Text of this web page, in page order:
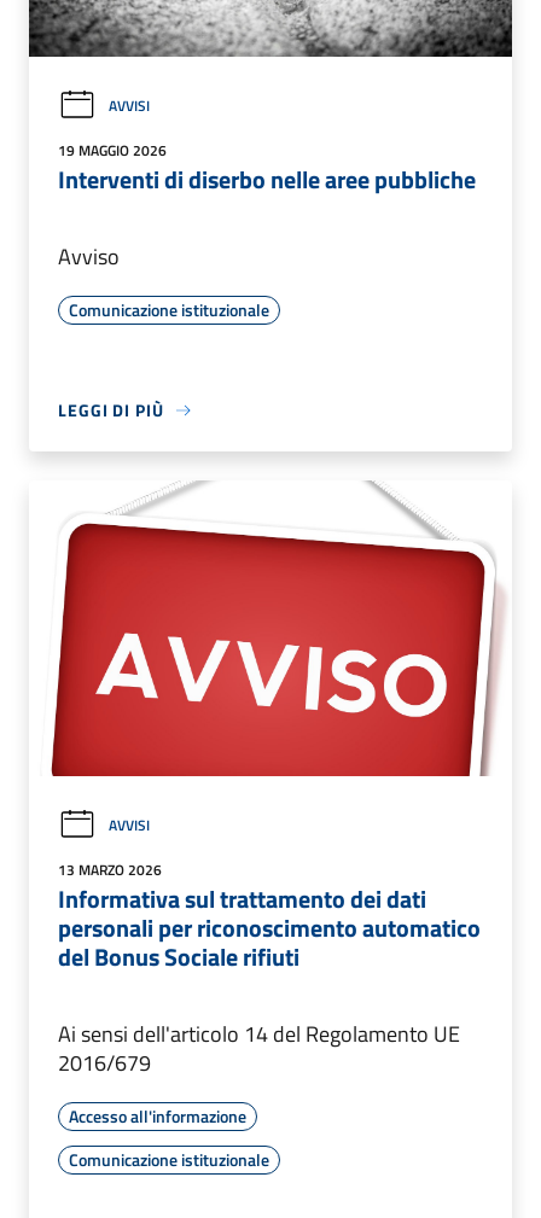
AVVISI
19 MAGGIO 2026
Interventi di diserbo nelle aree pubbliche
Avviso
Comunicazione istituzionale
LEGGI DI PIÙ
AVVISI
13 MARZO 2026
Informativa sul trattamento dei dati
personali per riconoscimento automatico
del Bonus Sociale rifiuti
Ai sensi dell'articolo 14 del Regolamento UE
2016/679
Accesso all'informazione
Comunicazione istituzionale